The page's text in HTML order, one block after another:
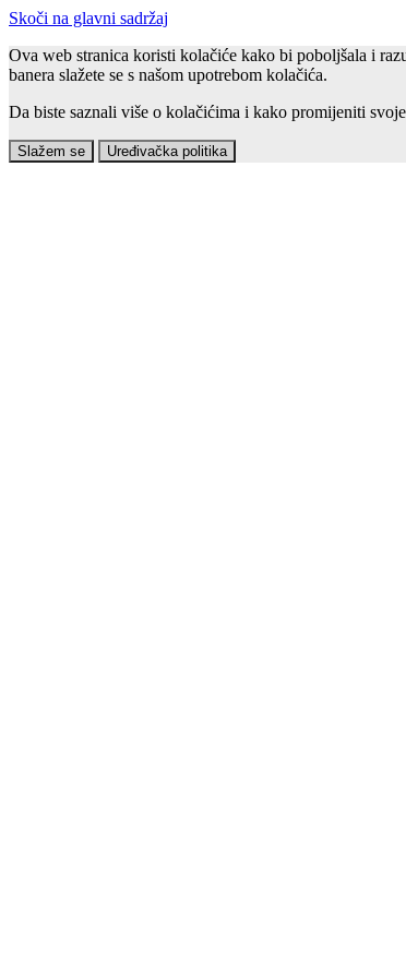
Skoči na glavni sadržaj
Ova web stranica koristi kolačiće kako bi poboljšala i
banera slažete se s našom upotrebom kolačića.
Da biste saznali više o kolačićima i kako promijeniti
Slažem se Uređivačka politika